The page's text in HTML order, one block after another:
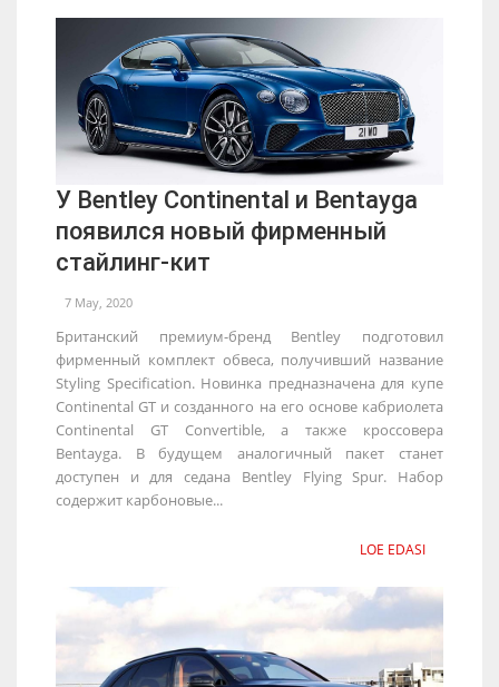
У Bentley Continental и Bentayga
появился новый фирменный
стайлинг-кит
7 May, 2020
Британский премиум-бренд Bentley подготовил
фирменный комплект обвеса, получивший название
Styling Specification. Новинка предназначена для купе
Continental GT и созданного на его основе кабриолета
Continental GT Convertible, а также кроссовера
Bentayga. В будущем аналогичный пакет станет
доступен и для седана Bentley Flying Spur. Набор
содержит карбоновые...
LOE EDASI